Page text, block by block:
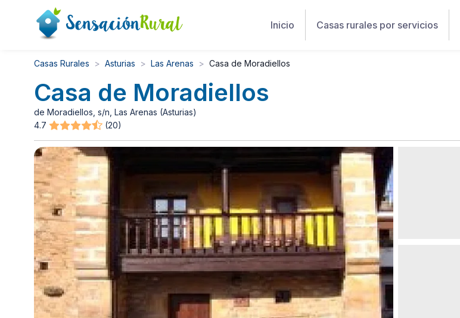
Inicio Casas rurales por servicios
Casas Rurales Asturias Las Arenas Casa de Moradiellos
Casa de Moradiellos
de Moradiellos, s/n, Las Arenas (Asturias)
4.7
(20)